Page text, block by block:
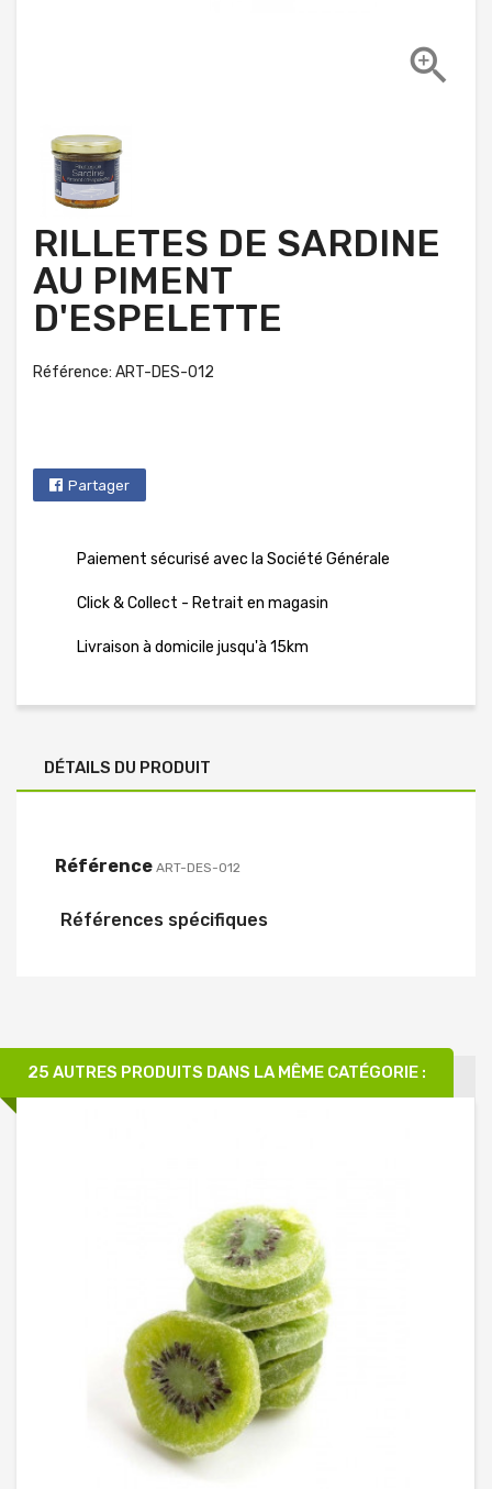

RILLETES DE SARDINE
AU PIMENT
D'ESPELETTE
Référence: ART-DES-012
Partager
Paiement sécurisé avec la Société Générale
Click & Collect - Retrait en magasin
Livraison à domicile jusqu'à 15km
DÉTAILS DU PRODUIT
Référence ART-DES-012
Références spécifiques
25 AUTRES PRODUITS DANS LA MÊME CATÉGORIE :